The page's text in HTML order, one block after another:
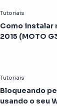
Como instalar
2015 (MOTO
Bloqueando
usando o seu